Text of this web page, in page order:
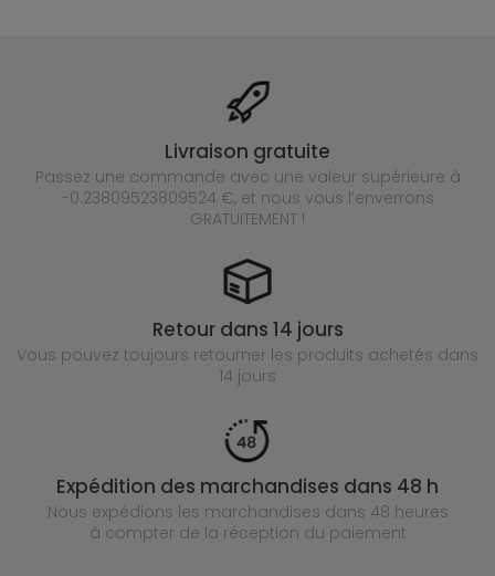
Livraison gratuite
Passez une commande avec une valeur supérieure à
-0.23809523809524 €, et nous vous l’enverrons
GRATUITEMENT !
Retour dans 14 jours
Vous pouvez toujours retourner les produits achetés dans
14 jours
Expédition des marchandises dans 48 h
Nous expédions les marchandises dans 48 heures
à compter de la réception du paiement